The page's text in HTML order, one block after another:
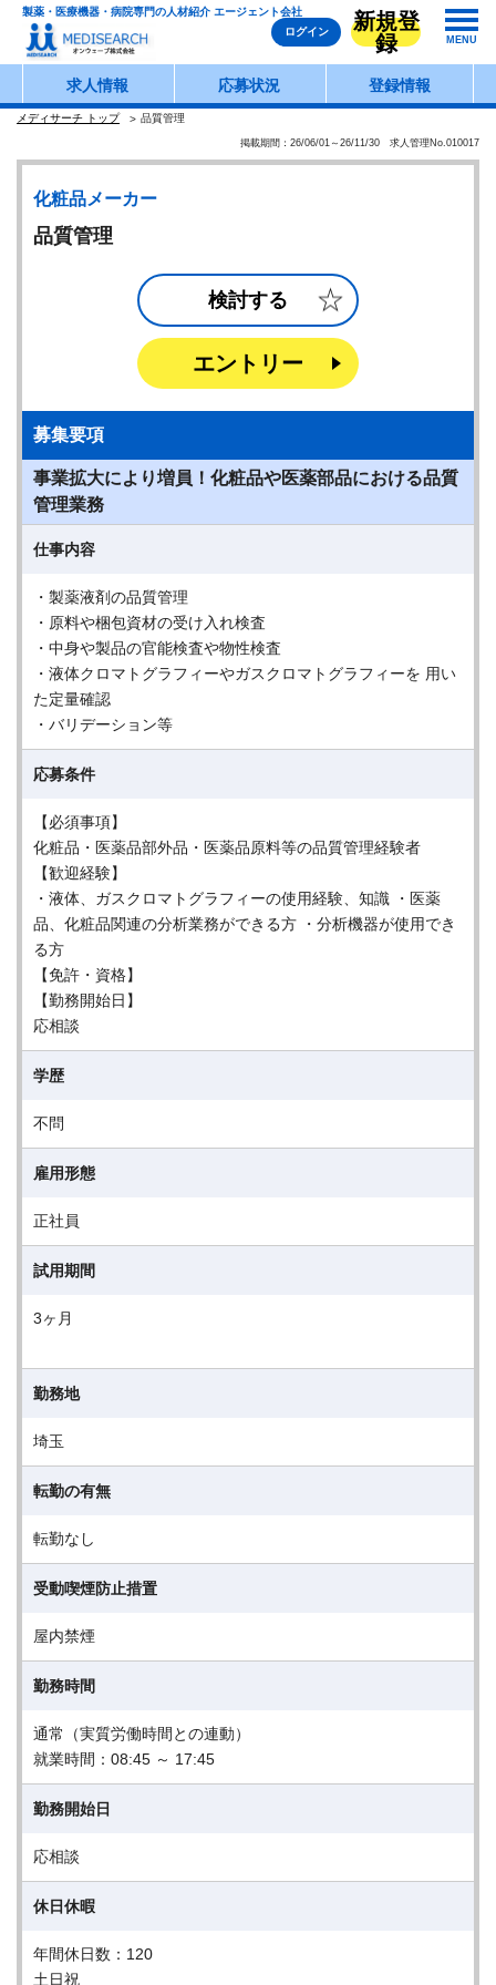
製薬・医療機器・病院専門の人材紹介 エージェント会社
ログイン
新規登
録
MENU
求人情報 応募状況 登録情報
メディサーチ トップ 品質管理
掲載期間：26/06/01～26/11/30 求人管理No.010017
化粧品メーカー
品質管理
検討する
エントリー
募集要項
事業拡大により増員！化粧品や医薬部品における品質
管理業務
仕事内容
・製薬液剤の品質管理
・原料や梱包資材の受け入れ検査
・中身や製品の官能検査や物性検査
・液体クロマトグラフィーやガスクロマトグラフィーを 用い
た定量確認
・バリデーション等
応募条件
【必須事項】
化粧品・医薬品部外品・医薬品原料等の品質管理経験者
【歓迎経験】
・液体、ガスクロマトグラフィーの使用経験、知識 ・医薬
品、化粧品関連の分析業務ができる方 ・分析機器が使用でき
る方
【免許・資格】
【勤務開始日】
応相談
学歴
不問
雇用形態
正社員
試用期間
3ヶ月
勤務地
埼玉
転勤の有無
転勤なし
受動喫煙防止措置
屋内禁煙
勤務時間
通常（実質労働時間との連動）
就業時間：08:45 ～ 17:45
勤務開始日
応相談
休日休暇
年間休日数：120
土日祝